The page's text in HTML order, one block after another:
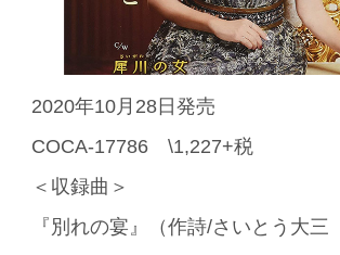
2020年10月28日発売
COCA-17786 \1,227+税
＜収録曲＞
『別れの宴』（作詩/さいとう大